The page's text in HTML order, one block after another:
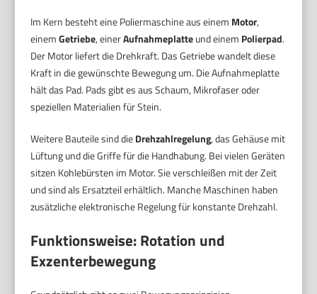
Im Kern besteht eine Poliermaschine aus einem Motor,
einemGetriebe, einerAufnahmeplatteund einem Polierpad.
Der Motor liefert die Drehkraft. Das Getriebe wandelt diese
Kraft in die gewünschte Bewegung um. Die Aufnahmeplatte
hält das Pad. Pads gibt es aus Schaum, Mikrofaser oder
speziellen Materialien für Stein.
Weitere Bauteile sind dieDrehzahlregelung, das Gehäuse mit
Lüftung und die Griffe für die Handhabung. Bei vielen Geräten
sitzen Kohlebürsten im Motor. Sie verschleißen mit der Zeit
und sind als Ersatzteil erhältlich. Manche Maschinen haben
zusätzliche elektronische Regelung für konstante Drehzahl.
Funktionsweise: Rotation und
Exzenterbewegung